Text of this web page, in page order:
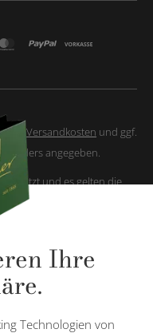
zzgl.Versandkosten und ggf.
anders angegeben.
und es gelten die
Ihre
Technologien von